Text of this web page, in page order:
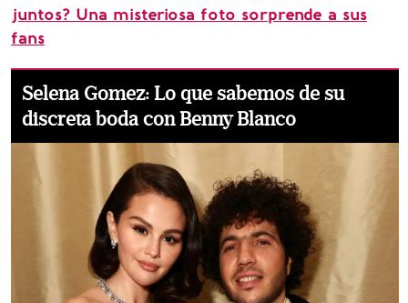
juntos? Una misteriosa foto sorprende a sus
fans
Selena Gomez: Lo que sabemos de su
discreta boda con Benny Blanco